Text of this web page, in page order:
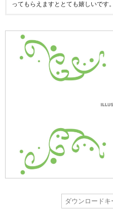
ってもらえますととても嬉しいです